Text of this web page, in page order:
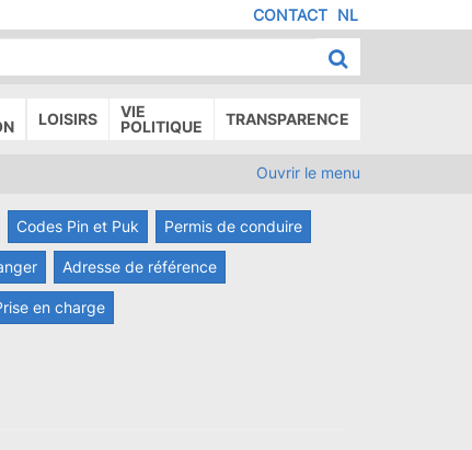
NL
CONTACT
LOISIRS
VIE
POLITIQUE
TRANSPARENCE
Ouvrir le menu
Codes Pin et Puk Permis de conduire
Adresse de référence
en charge